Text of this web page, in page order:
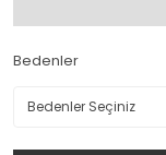
Bedenler